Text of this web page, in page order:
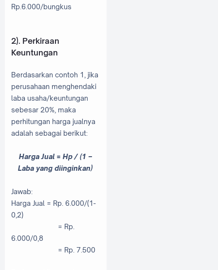
Rp.6.000/bungkus
2). Perkiraan
Keuntungan
Berdasarkan contoh 1, jika
perusahaan menghendaki
laba usaha/keuntungan
sebesar 20%, maka
perhitungan harga jualnya
adalah sebagai berikut:
Harga Jual = Hp / (1 –
Laba yang diinginkan)
Jawab:
Harga Jual = Rp. 6.000/(1-
0,2)
= Rp.
6.000/0,8
= Rp. 7.500